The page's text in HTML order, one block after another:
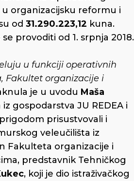
organizacijsku reformu i
od 31.290.223,12 kuna.
provoditi od 1. srpnja 2018.
u funkciji operativnih
Fakultet organizacije i
je u uvodu Maša
gospodarstva JU REDEA i
prisustvovali i
veleučilišta iz
Fakulteta organizacije i
predstavnik Tehničkog
, koji je dio istraživačkog